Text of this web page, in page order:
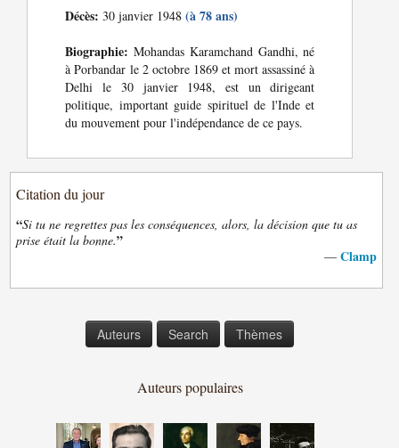
Décès: 30 janvier 1948(à 78 ans)
Biographie: Mohandas Karamchand Gandhi, né
à Porbandar le 2 octobre 1869 et mort assassiné à
Delhi le 30 janvier 1948, est un dirigeant
politique, important guide spirituel de l'Inde et
du mouvement pour l'indépendance de ce pays.
Citation du jour
“Si tu ne regrettes pas les conséquences, alors, la décision que tu as
prise était la bonne.”
— Clamp
Auteurs Search Thèmes
Auteurs populaires